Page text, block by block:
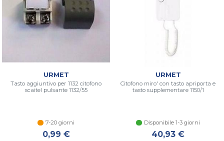
URMET
Tasto aggiuntivo per 1132 citofono
scaitel pulsante 1132/55
7-20 giorni
0,99 €
URMET
Citofono miro' con tasto apriporta e
tasto supplementare 1150/1
Disponibile 1-3 giorni
40,93 €